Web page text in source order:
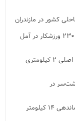
رقابت‌های کشتی آزاد پیشکسوتان کشور با حضور ۲۳۰ ورزشکار در آمل
پایان پروژه نیمه‌تمام ۱۵ ساله پارک و تکمیل جاده اصلی ۲ کیلومتری
بخش دشت‌سر در
چالوس آماده جهشی تازه در مسیر توسعه/ از ساماندهی ۱۴ کیلومتر